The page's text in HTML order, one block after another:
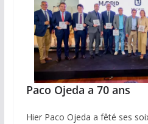
Paco Ojeda a 70 ans
Hier Paco Ojeda a fêté ses